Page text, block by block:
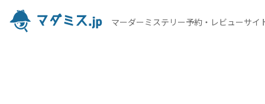
マーダーミステリー予約・レビューサイ